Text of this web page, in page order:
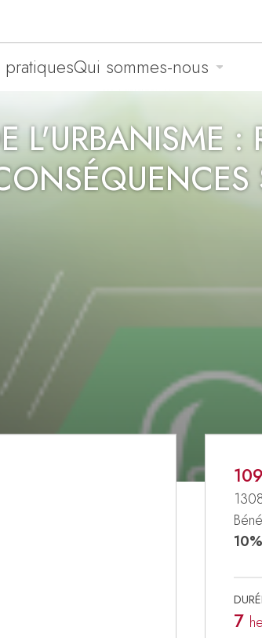
pratiquesQui sommes-nous
L'URBANISME :
10%
7